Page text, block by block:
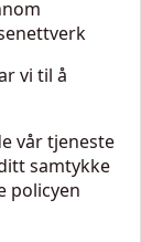
vi til å
vår tjeneste
samtykke
policyen